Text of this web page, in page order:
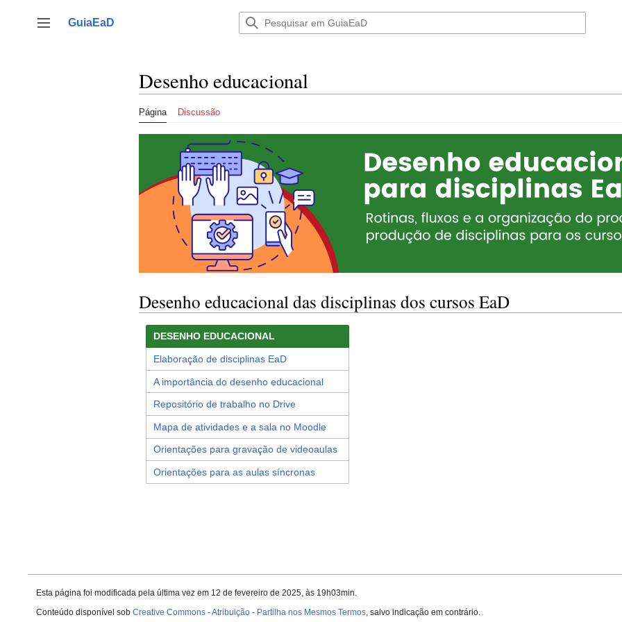
para
Alternar barra lateral
GuiaEaD
Desenho educacional
Página Discussão
Desenho educacional das disciplinas dos cursos EaD
DESENHO EDUCACIONAL
Elaboração de disciplinas EaD
A importância do desenho educacional
Repositório de trabalho no Drive
Mapa de atividades e a sala no Moodle
Orientações para gravação de videoaulas
Orientações para as aulas síncronas
Esta página foi modificada pela última vez em 12 de fevereiro de 2025, às 19h03min.
Conteúdo disponível sob Creative Commons - Atribuição - Partilha nos Mesmos Termos, salvo indicação em contrário.